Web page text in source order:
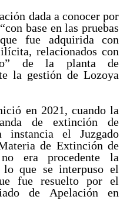
dada a conocer por
base en las pruebas
fue adquirida con
relacionados con
de la planta de
la gestión de Lozoya
en 2021, cuando la
de extinción de
el Juzgado
de Extinción de
era procedente la
lo que se interpuso el
fue resuelto por el
de Apelación en